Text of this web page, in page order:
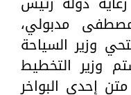
مدبولي،
وزير السياحة
وزير التخطيط
إحدى البواخر